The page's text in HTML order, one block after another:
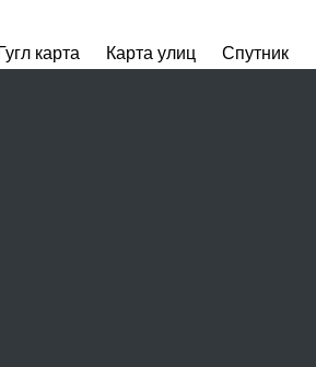
Гугл карта Карта улиц Спутник